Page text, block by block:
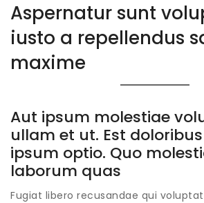
Aspernatur sunt
iusto a repellendus
maxime
Aut ipsum molestiae
ullam et ut. Est
ipsum optio. Quo
laborum quas
Fugiat libero recusandae qui